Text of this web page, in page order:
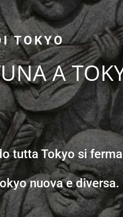
TOKYO
A
tutta Tokyo si
nuova e diversa.